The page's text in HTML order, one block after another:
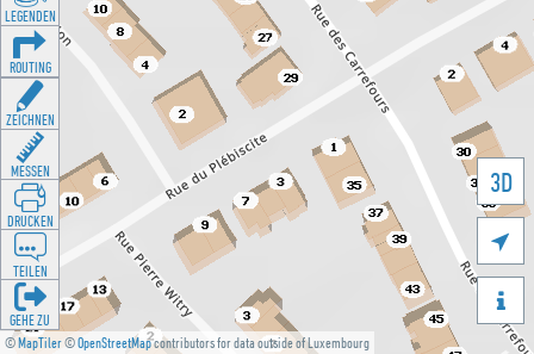
©MapTiler©OpenStreetMapcontributors for data outside of Luxembourg
3D


LEGENDEN
ROUTING
ZEICHNEN
MESSEN
DRUCKEN
TEILEN
GEHE ZU